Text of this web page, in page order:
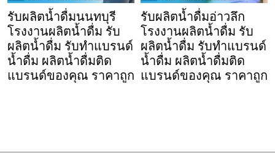
รับผลิตน้ำดื่มนนทบุรี
โรงงานผลิตน้ำดื่ม รับ
ผลิตน้ำดื่ม รับทำแบรนด์
น้ำดื่ม ผลิตน้ำดื่มติด
แบรนด์ของคุณ ราคาถูก
รับผลิตน้ำดื่มอ่าวลึก
โรงงานผลิตน้ำดื่ม รับ
ผลิตน้ำดื่ม รับทำแบรนด์
น้ำดื่ม ผลิตน้ำดื่มติด
แบรนด์ของคุณ ราคาถูก